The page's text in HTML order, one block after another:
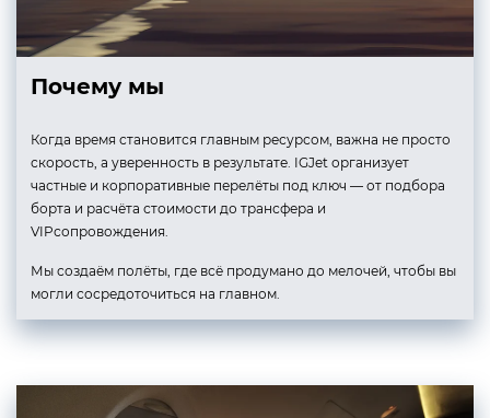
Почему мы
Когда время становится главным ресурсом, важна не просто
скорость, а уверенность в результате. IGJet организует
частные и корпоративные перелёты под ключ — от подбора
борта и расчёта стоимости до трансфера и
VIPсопровождения.
Мы создаём полёты, где всё продумано до мелочей, чтобы вы
могли сосредоточиться на главном.